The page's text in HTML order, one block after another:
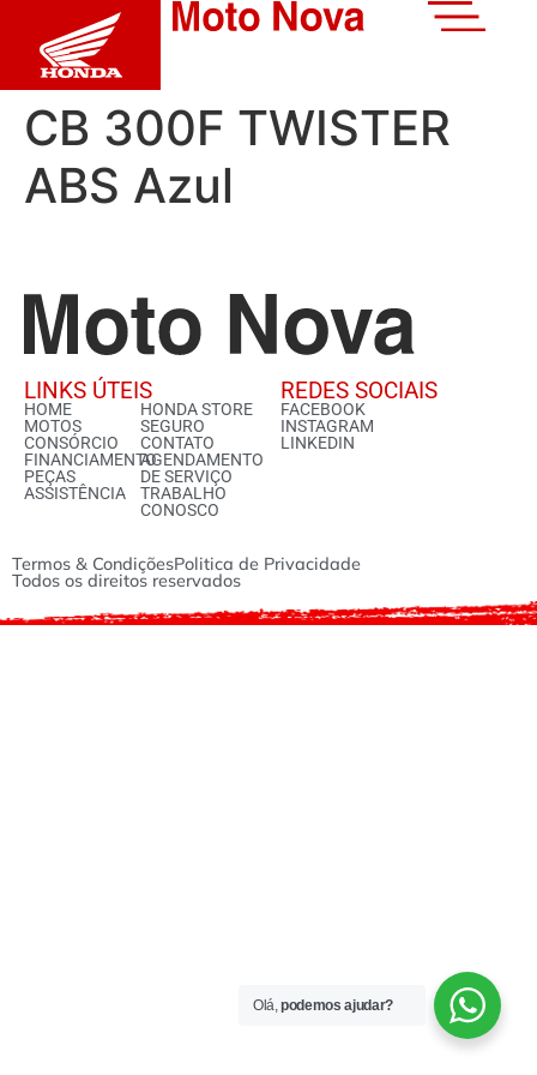
CB 300F TWISTER
ABS Azul
LINKS ÚTEIS
HOME
MOTOS
CONSÓRCIO
FINANCIAMENTO
PEÇAS
ASSISTÊNCIA
HONDA STORE
SEGURO
CONTATO
AGENDAMENTO
DE SERVIÇO
TRABALHO
CONOSCO
REDES SOCIAIS
FACEBOOK
INSTAGRAM
LINKEDIN
Termos & CondiçõesPolitica de Privacidade
Todos os direitos reservados
Olá,podemos ajudar?